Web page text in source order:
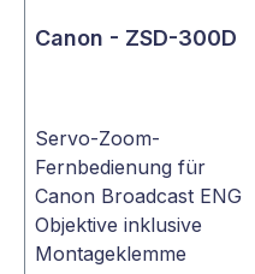
Canon - ZSD-300D
Servo-Zoom-
Fernbedienung für
Canon Broadcast ENG
Objektive inklusive
Montageklemme